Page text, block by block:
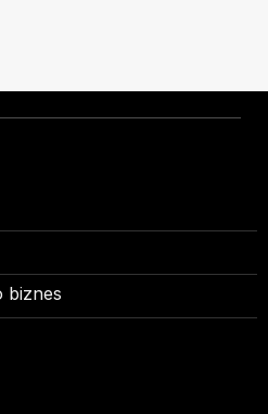
biznes